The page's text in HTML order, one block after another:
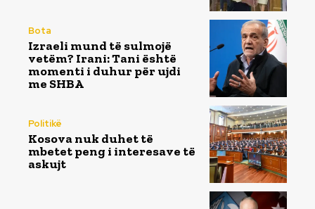
Bota
Izraeli mund të sulmojë
vetëm? Irani: Tani është
momenti i duhur për ujdi
me SHBA
Politikë
Kosova nuk duhet të
mbetet peng i interesave të
askujt